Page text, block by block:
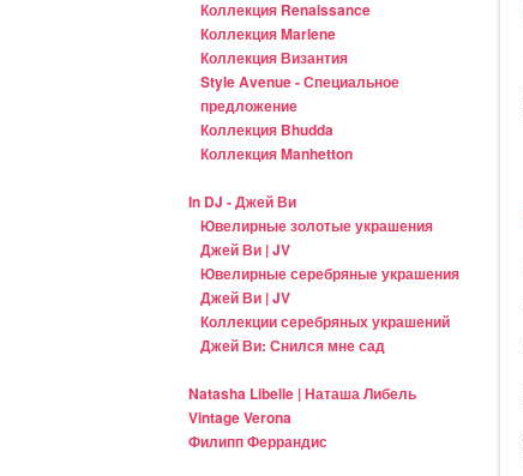
Коллекция Renaissance
Коллекция Marlene
Коллекция Византия
Style Avenue - Специальное
предложение
Коллекция Bhudda
Коллекция Manhetton
In DJ - Джей Ви
Ювелирные золотые украшения
Джей Ви | JV
Ювелирные серебряные украшения
Джей Ви | JV
Коллекции серебряных украшений
Джей Ви: Снился мне сад
Natasha Libelle | Наташа Либель
Vintage Verona
Филипп Феррандис